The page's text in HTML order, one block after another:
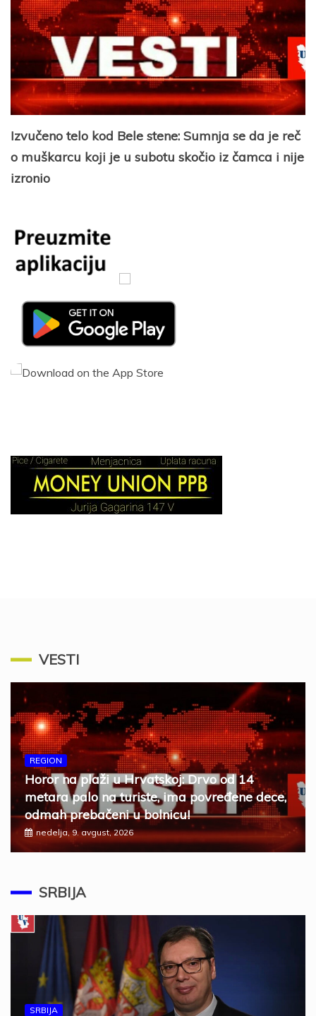
Izvučeno telo kod Bele stene: Sumnja se da je reč
o muškarcu koji je u subotu skočio iz čamca i nije
izronio
VESTI
REGION
Horor na plaži u Hrvatskoj: Drvo od 14
metara palo na turiste, ima povređene dece,
odmah prebačeni u bolnicu!
nedelja, 9. avgust, 2026
SRBIJA
SRBIJA